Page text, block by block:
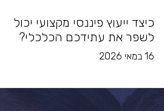
כיצד ייעוץ פיננסי מקצועי יכול
לשפר את עתידכם הכלכלי?
16 במאי 2026